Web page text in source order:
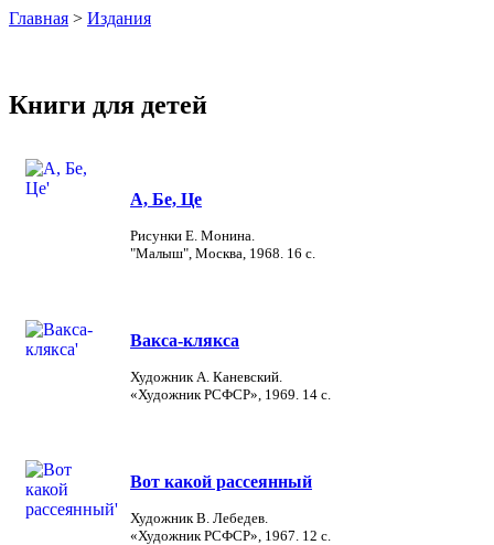
Главная > Издания
Книги для детей
А, Бе, Це
Рисунки Е. Монина.
"Малыш", Москва, 1968. 16 с.
Вакса-клякса
Художник А. Каневский.
«Художник РСФСР», 1969. 14 с.
Вот какой рассеянный
Художник В. Лебедев.
«Художник РСФСР», 1967. 12 с.